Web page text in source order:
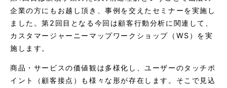
企業の方にもお越し頂き、事例を交えたセミナーを実施し
ました。第2回目となる今回は顧客行動分析に関連して、
カスタマージャーニーマップワークショップ（WS）を実
施します。
商品・サービスの価値観は多様化し、ユーザーのタッチポ
イント（顧客接点）も様々な形が存在します。そこで見込